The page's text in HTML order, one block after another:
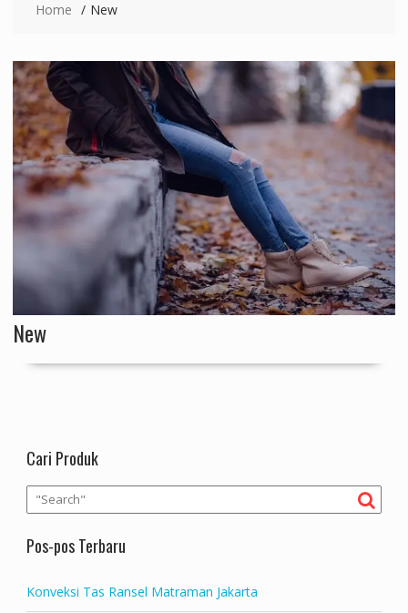
Home New
New
Cari Produk
Pos-pos Terbaru
Konveksi Tas Ransel Matraman Jakarta